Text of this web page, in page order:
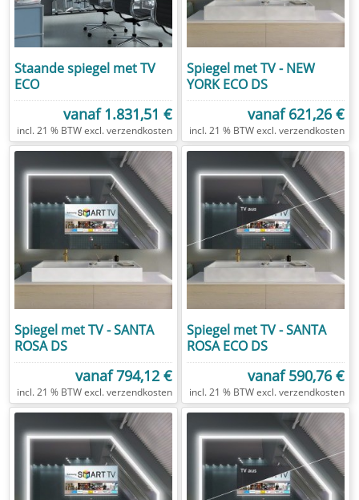
Staande spiegel met TV
ECO
vanaf1.831,51 €
excl.verzendkosten
Spiegel met TV - NEW
YORK ECO DS
vanaf621,26 €
excl.verzendkosten
Spiegel met TV - SANTA
ROSA DS
vanaf794,12 €
excl.verzendkosten
Spiegel met TV - SANTA
ROSA ECO DS
vanaf590,76 €
excl.verzendkosten